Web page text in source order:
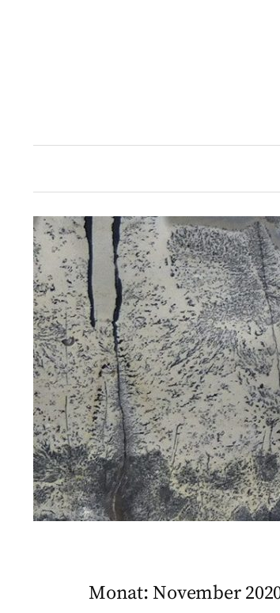
Monat: November